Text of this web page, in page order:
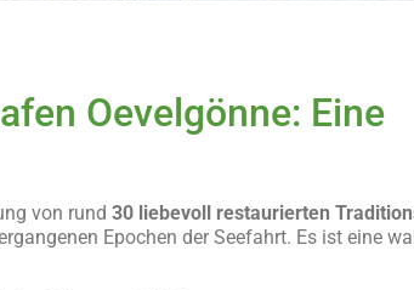
Oevelgönne: Eine
von rund 30 liebevoll restaurierten
Epochen der Seefahrt. Es ist eine